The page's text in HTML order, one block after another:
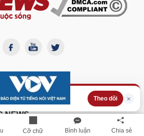
Cỡ chữ Bình luận Chia sẻ
Google Theo dõi ×
NEWS
Đài Tiếng nói Việt Nam